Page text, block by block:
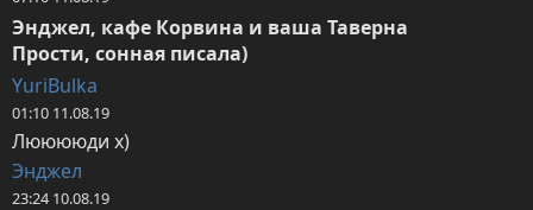
Энджел, кафе Корвина и ваша Таверна
Прости, сонная писала)
YuriBulka
01:10 11.08.19
Лююююди х)
Энджел
23:24 10.08.19